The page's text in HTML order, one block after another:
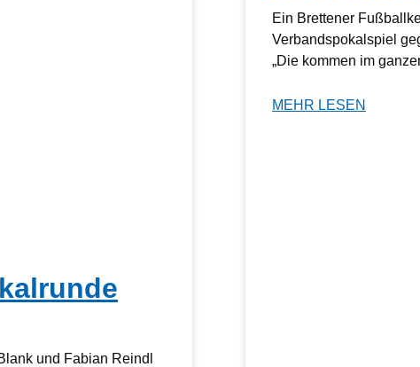
und Fabian Reindl
Ein Brettener
Verbandspokalspiel
„Die kommen im
MEHR LESEN